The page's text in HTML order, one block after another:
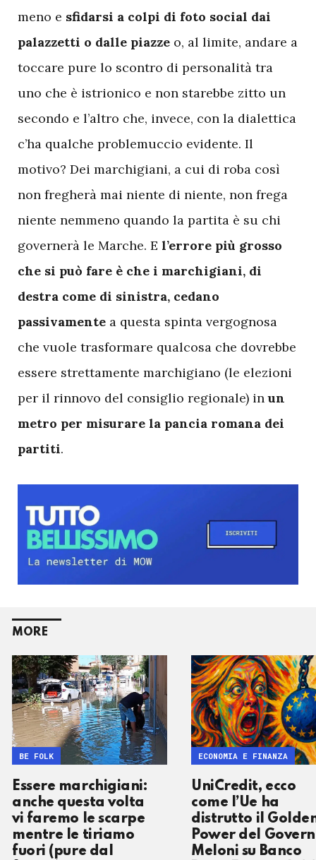
meno e sfidarsi a colpi di foto social dai
palazzetti o dalle piazze o, al limite, andare a
toccare pure lo scontro di personalità tra
uno che è istrionico e non starebbe zitto un
secondo e l’altro che, invece, con la dialettica
c’ha qualche problemuccio evidente. Il
motivo? Dei marchigiani, a cui di roba così
non fregherà mai niente di niente, non frega
niente nemmeno quando la partita è su chi
governerà le Marche. E l’errore più grosso
che si può fare è che i marchigiani, di
destra come di sinistra, cedano
passivamente a questa spinta vergognosa
che vuole trasformare qualcosa che dovrebbe
essere strettamente marchigiano (le elezioni
per il rinnovo del consiglio regionale) inun
metro per misurare la pancia romana dei
partiti.
MORE
Essere marchigiani:
anche questa volta
vi faremo le scarpe
mentre le tiriamo
fuori (pure dal
BE FOLK
UniCredit, ecco
come l’Ue ha
distrutto il
Power del
Meloni su Banco
ECONOMIA E FINANZA